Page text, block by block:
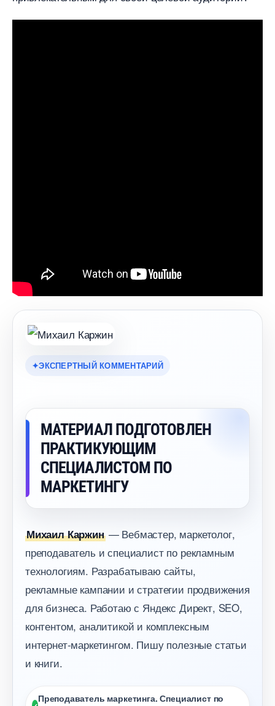
ЭКСПЕРТНЫЙ КОММЕНТАРИЙ
МАТЕРИАЛ ПОДГОТОВЛЕН
ПРАКТИКУЮЩИМ
СПЕЦИАЛИСТОМ ПО
МАРКЕТИНГУ
Михаил Каржин— Вебмастер, маркетолог,
преподаватель и специалист по рекламным
технологиям. Разрабатываю сайты,
рекламные кампании и стратегии продвижения
для бизнеса. Работаю с Яндекс Директ, SEO,
контентом, аналитикой и комплексным
интернет-маркетингом. Пишу полезные статьи
и книги.
Преподаватель маркетинга. Специалист по